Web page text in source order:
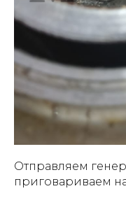
Отправляем
приговариваем